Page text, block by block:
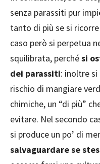
senza parassiti pur
tanto di più se si
caso però si perpetua
squilibrata, perchési
dei parassiti: inoltre si
rischio di mangiare
chimiche, un “di più”
evitare. Nel secondo
si produce un po’ di
salvaguardare se